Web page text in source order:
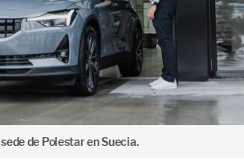
de Polestar en Suecia.